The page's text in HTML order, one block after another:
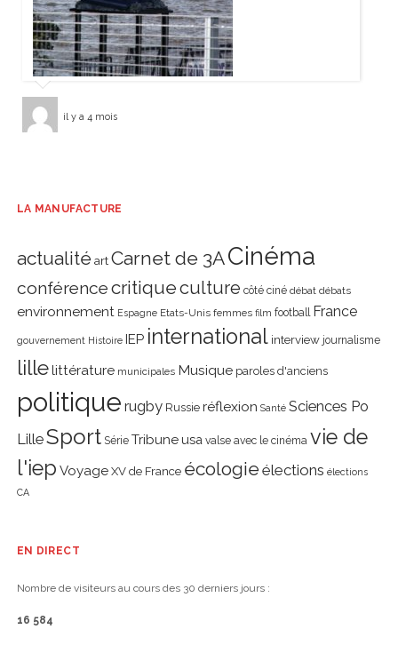
il y a 4 mois
LA MANUFACTURE
actualité art Carnet de 3ACinéma
conférencecritiqueculture côté ciné débat débats
environnement Espagne Etats-Unis femmes film football France
gouvernement Histoire IEP international interview journalisme
lillelittérature municipales Musique paroles d'anciens
politique rugby Russie réflexion Santé Sciences Po
LilleSport Série Tribune usa valse avec le cinéma vie de
l'iep Voyage XV de France écologie élections élections
CA
EN DIRECT
Nombre de visiteurs au cours des 30 derniers jours :
16 584